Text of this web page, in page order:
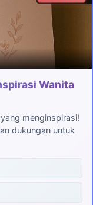
Wanita
menginspirasi!
dukungan untuk